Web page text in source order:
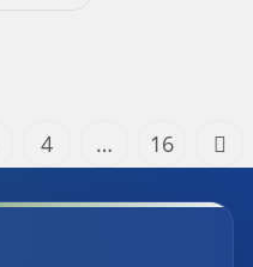
4 … 16